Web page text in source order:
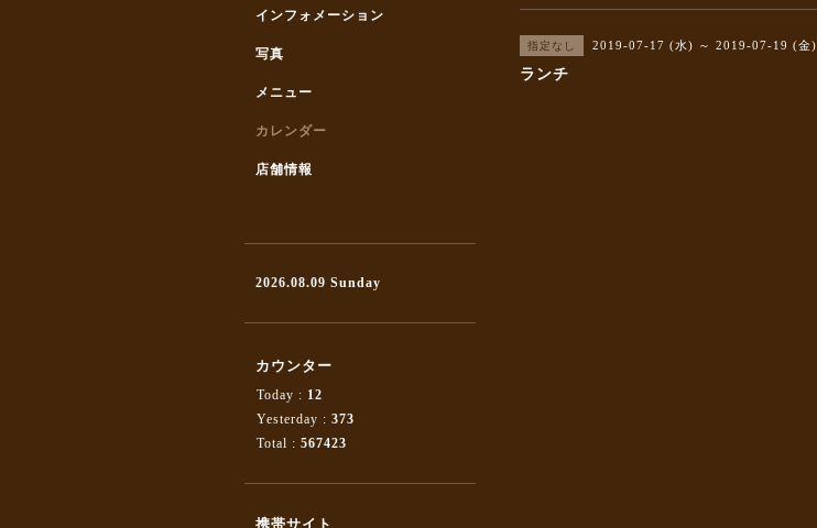
指定なし 2019-07-17 (水) ～ 2019-07-19 (金)
ランチ
インフォメーション
写真
メニュー
カレンダー
店舗情報
2026.08.09 Sunday
カウンター
Today : 12
Yesterday : 373
Total : 567423
携帯サイト